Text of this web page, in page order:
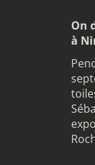
On
à